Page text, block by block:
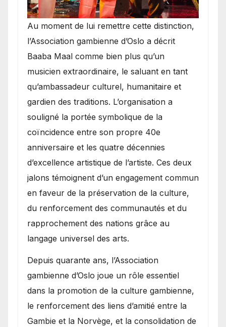
​Au moment de lui remettre cette distinction,
l’Association gambienne d’Oslo a décrit
Baaba Maal comme bien plus qu’un
musicien extraordinaire, le saluant en tant
qu’ambassadeur culturel, humanitaire et
gardien des traditions. L’organisation a
souligné la portée symbolique de la
coïncidence entre son propre 40e
anniversaire et les quatre décennies
d’excellence artistique de l’artiste. Ces deux
jalons témoignent d’un engagement commun
en faveur de la préservation de la culture,
du renforcement des communautés et du
rapprochement des nations grâce au
langage universel des arts.
​Depuis quarante ans, l’Association
gambienne d’Oslo joue un rôle essentiel
dans la promotion de la culture gambienne,
le renforcement des liens d’amitié entre la
Gambie et la Norvège, et la consolidation de